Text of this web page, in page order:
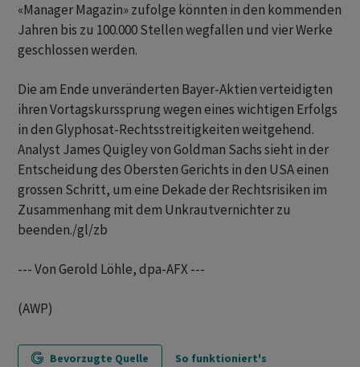
«Manager Magazin» zufolge könnten in den kommenden
Jahren bis zu 100.000 Stellen wegfallen und vier Werke
geschlossen werden.
Die am Ende unveränderten Bayer-Aktien verteidigten
ihren Vortagskurssprung wegen eines wichtigen Erfolgs
in den Glyphosat-Rechtsstreitigkeiten weitgehend.
Analyst James Quigley von Goldman Sachs sieht in der
Entscheidung des Obersten Gerichts in den USA einen
grossen Schritt, um eine Dekade der Rechtsrisiken im
Zusammenhang mit dem Unkrautvernichter zu
beenden./gl/zb
--- Von Gerold Löhle, dpa-AFX ---
(AWP)
Bevorzugte Quelle So funktioniert's